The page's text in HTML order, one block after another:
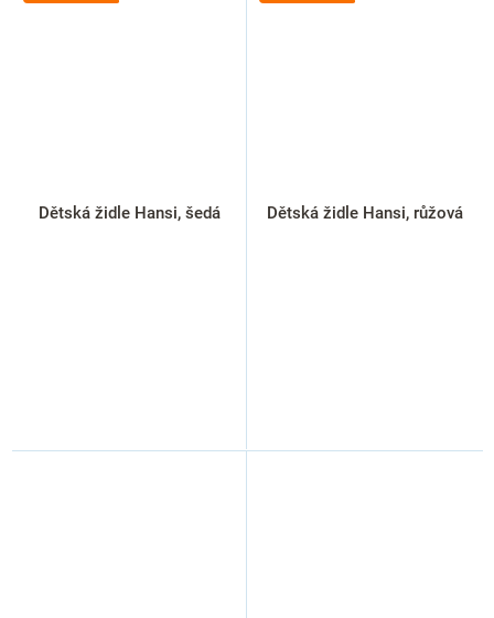
Dětská židle Hansi, šedá Dětská židle Hansi, růžová